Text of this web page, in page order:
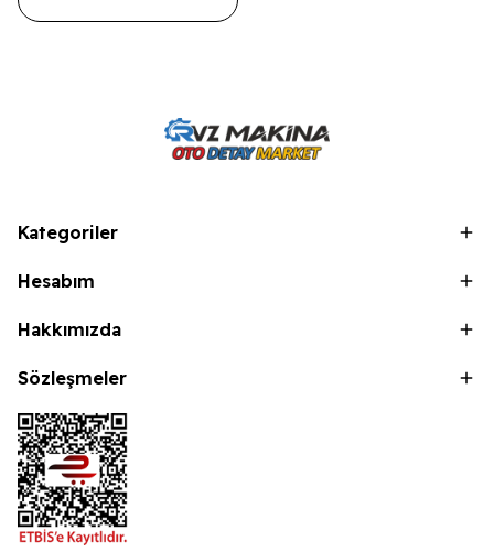
Kategoriler
Hesabım
Hakkımızda
Sözleşmeler